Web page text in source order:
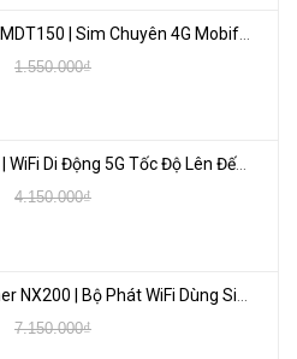
1.550.000₫
ZTE U30 Pro | WiFi Di Động 5G Tốc Độ Lên Đến 500Mbps, Màn Hình Cảm Ứng
4.150.000₫
7.150.000₫